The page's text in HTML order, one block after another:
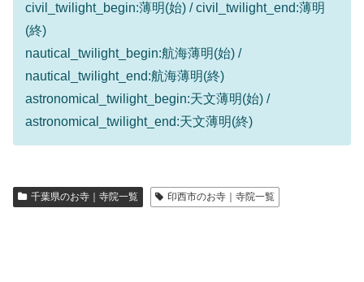
civil_twilight_begin:薄明(始) / civil_twilight_end:薄明
(終)
nautical_twilight_begin:航海薄明(始) /
nautical_twilight_end:航海薄明(終)
astronomical_twilight_begin:天文薄明(始) /
astronomical_twilight_end:天文薄明(終)
千葉県のお寺｜寺院一覧 印西市のお寺｜寺院一覧